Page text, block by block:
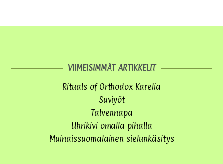
VIIMEISIMMÄT ARTIKKELIT
Rituals of Orthodox Karelia
Suviyöt
Talvennapa
Uhrikivi omalla pihalla
Muinaissuomalainen sielunkäsitys